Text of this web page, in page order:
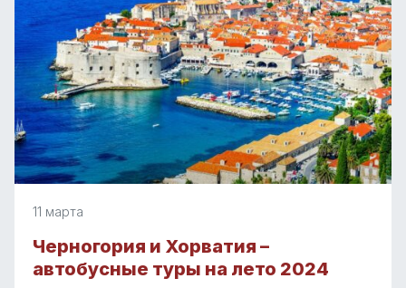
11 марта
Черногория и Хорватия –
автобусные туры на лето 2024